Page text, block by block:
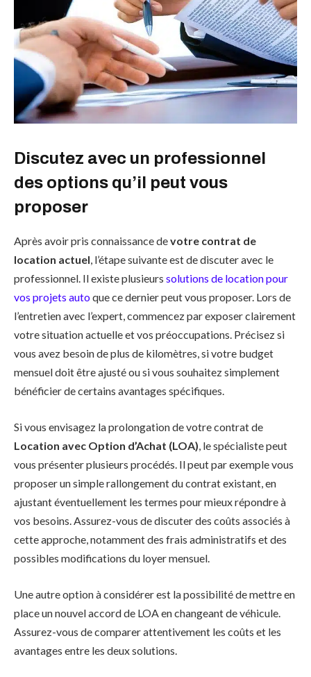
Discutez avec un professionnel
des options qu’il peut vous
proposer
Après avoir pris connaissance devotre contrat de
location actuel, l’étape suivante est de discuter avec le
professionnel. Il existe plusieurs solutions de location pour
vos projets autoque ce dernier peut vous proposer. Lors de
l’entretien avec l’expert, commencez par exposer clairement
votre situation actuelle et vos préoccupations. Précisez si
vous avez besoin de plus de kilomètres, si votre budget
mensuel doit être ajusté ou si vous souhaitez simplement
bénéficier de certains avantages spécifiques.
Si vous envisagez la prolongation de votre contrat de
Location avec Option d’Achat (LOA), le spécialiste peut
vous présenter plusieurs procédés. Il peut par exemple vous
proposer un simple rallongement du contrat existant, en
ajustant éventuellement les termes pour mieux répondre à
vos besoins. Assurez-vous de discuter des coûts associés à
cette approche, notamment des frais administratifs et des
possibles modifications du loyer mensuel.
Une autre option à considérer est la possibilité de mettre en
place un nouvel accord de LOA en changeant de véhicule.
Assurez-vous de comparer attentivement les coûts et les
avantages entre les deux solutions.